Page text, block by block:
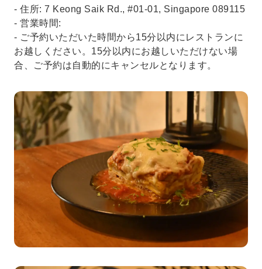
- 住所: 7 Keong Saik Rd., #01-01, Singapore 089115
- 営業時間:
- ご予約いただいた時間から15分以内にレストランに
お越しください。15分以内にお越しいただけない場
合、ご予約は自動的にキャンセルとなります。